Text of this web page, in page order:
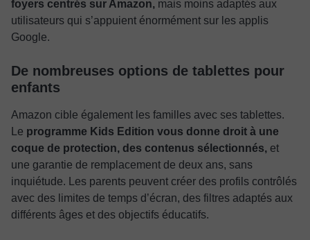
foyers centrés sur Amazon, mais moins adaptés aux
utilisateurs qui s’appuient énormément sur les applis
Google.
De nombreuses options de tablettes pour
enfants
Amazon cible également les familles avec ses tablettes.
Le programme Kids Edition vous donne droit à une
coque de protection, des contenus sélectionnés, et
une garantie de remplacement de deux ans, sans
inquiétude. Les parents peuvent créer des profils contrôlés
avec des limites de temps d’écran, des filtres adaptés aux
différents âges et des objectifs éducatifs.